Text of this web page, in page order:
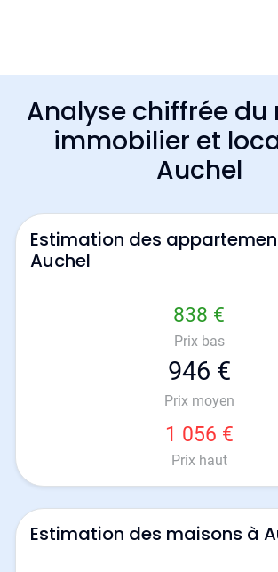
Analyse chiffrée du
immobilier et
Auchel
Estimation des
Auchel
838 €
Prix bas
946 €
Prix moyen
1 056 €
Prix haut
Estimation des maisons à